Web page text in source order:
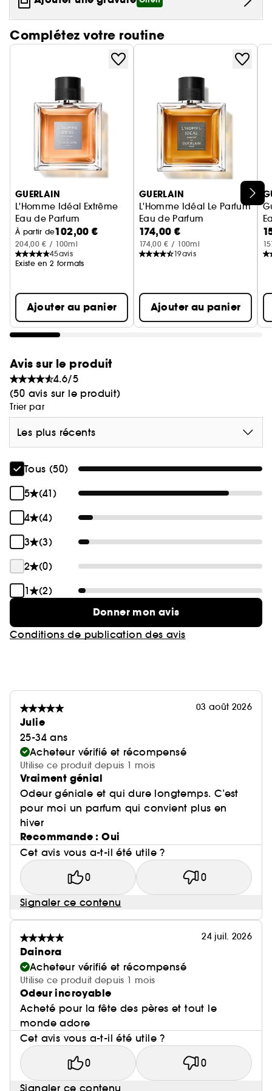
ambrée chaleureuse.
Complétez votre routine
Ignorer le carrousel produits
GUERLAIN
L'Homme Idéal Extrême
Eau de Parfum
À partir de102,00 €
204,00 € / 100ml
45avis
Existe en 2 formats
Ajouter au panier
GUERLAIN
L'Homme Idéal Le Parfum
Eau de Parfum
174,00 €
174,00 € / 100ml
19avis
Ajouter au panier
Avis sur le produit
4.6/5
(50 avis sur le produit)
Trier par
Les plus récents
Tous (50)
5
(41)
4
(4)
3
(3)
2
(0)
1
(2)
Donner mon avis
Conditions de publication des avis
03 août 2026
Julie
25-34 ans
Acheteur vérifié et récompensé
Utilise ce produit depuis 1 mois
Vraiment génial
Odeur géniale et qui dure longtemps. C’est
pour moi un parfum qui convient plus en
hiver
Recommande : Oui
Cet avis vous a-t-il été utile ?
0 0
Signaler ce contenu
24 juil. 2026
Dainora
Acheteur vérifié et récompensé
Utilise ce produit depuis 1 mois
Odeur incroyable
Acheté pour la fête des pères et tout le
monde adore
Cet avis vous a-t-il été utile ?
0 0
Signaler ce contenu